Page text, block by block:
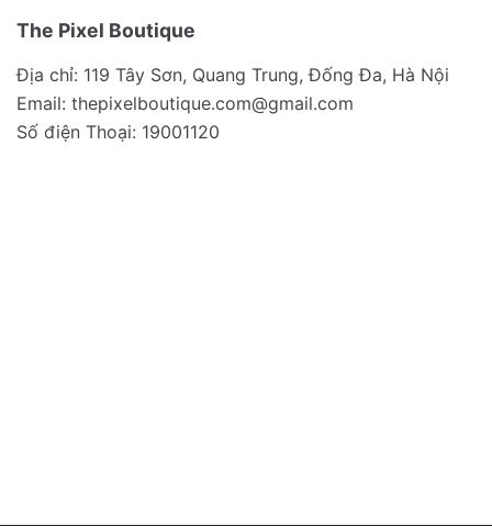
The Pixel Boutique
Địa chỉ: 119 Tây Sơn, Quang Trung, Đống Đa, Hà Nội
Email: thepixelboutique.com@gmail.com
Số điện Thoại: 19001120